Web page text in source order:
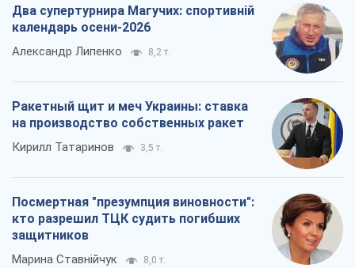
Два супертурнира Магучих: спортивній
календарь осени-2026
Александр Липенко 8,2 т.
Ракетный щит и меч Украины: ставка
на производство собственных ракет
Кирилл Татаринов 3,5 т.
Посмертная "презумпция виновности":
кто разрешил ТЦК судить погибших
защитников
Марина Ставнійчук 8,0 т.